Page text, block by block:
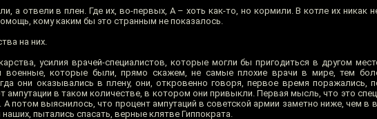
а отвели в плен. Где их, во-первых, А – хоть как-то, но кормили. В котле их никак
кому каким бы это странным не показалось.
на них.
усилия врачей-специалистов, которые могли бы пригодиться в другом
военные, которые были, прямо скажем, не самые плохие врачи в мире, тем
они оказывались в плену, они, откровенно говоря, первое время поражались,
ампутации в таком количестве, в котором они привыкли. Первая мысль, что это
А потом выяснилось, что процент ампутаций в советской армии заметно ниже, чем в
пытались спасать, верные клятве Гиппократа.